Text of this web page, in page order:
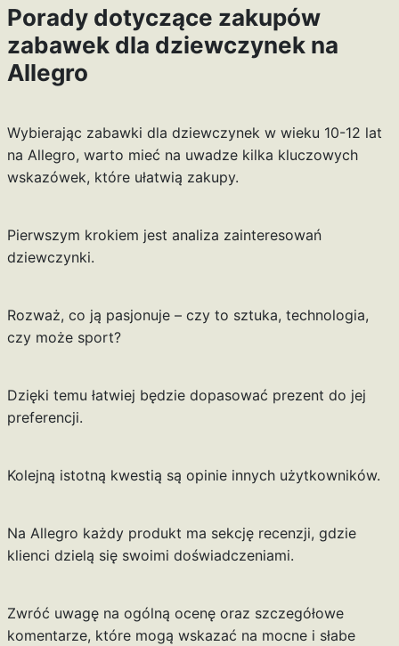
Porady dotyczące zakupów
zabawek dla dziewczynek na
Allegro
Wybierając zabawki dla dziewczynek w wieku 10-12 lat
na Allegro, warto mieć na uwadze kilka kluczowych
wskazówek, które ułatwią zakupy.
Pierwszym krokiem jest analiza zainteresowań
dziewczynki.
Rozważ, co ją pasjonuje – czy to sztuka, technologia,
czy może sport?
Dzięki temu łatwiej będzie dopasować prezent do jej
preferencji.
Kolejną istotną kwestią są opinie innych użytkowników.
Na Allegro każdy produkt ma sekcję recenzji, gdzie
klienci dzielą się swoimi doświadczeniami.
Zwróć uwagę na ogólną ocenę oraz szczegółowe
komentarze, które mogą wskazać na mocne i słabe